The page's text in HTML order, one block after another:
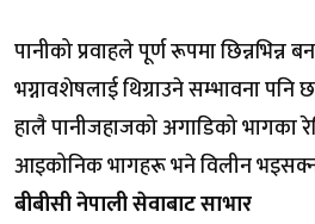
पानीको प्रवाहले पूर्ण रूपमा छिन्नभिन्न
भग्नावशेषलाई थिग्राउने सम्भावना पनि
हालै पानीजहाजको अगाडिको
आइकोनिक भागहरू भने विलीन
बीबीसी नेपाली सेवाबाट साभार